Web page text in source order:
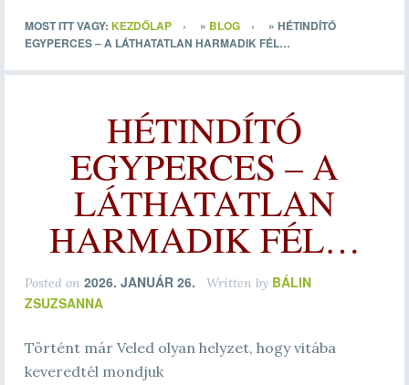
MOST ITT VAGY: KEZDŐLAP » BLOG » HÉTINDÍTÓ
EGYPERCES – A LÁTHATATLAN HARMADIK FÉL…
HÉTINDÍTÓ
EGYPERCES – A
LÁTHATATLAN
HARMADIK FÉL…
Posted on 2026. JANUÁR 26. Written by BÁLIN
ZSUZSANNA
Történt már Veled olyan helyzet, hogy vitába
keveredtél mondjuk